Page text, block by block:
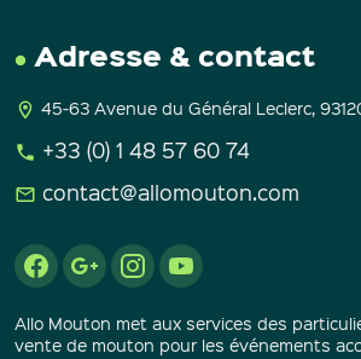
Adresse & contact
45-63 Avenue du Général Leclerc,
+33 (0) 1 48 57 60 74
contact@allomouton.com
Allo Mouton met aux services des
vente de mouton pour les événements